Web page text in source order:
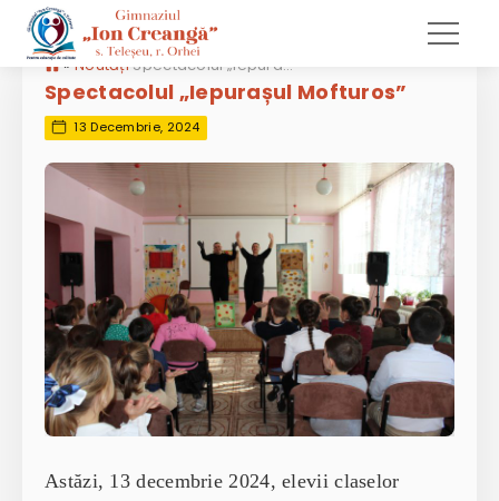
»Noutăți Spectacolul „Iepurașul Mofturos”
Spectacolul „Iepurașul Mofturos”
13 Decembrie, 2024
Astăzi, 13 decembrie 2024, elevii claselor